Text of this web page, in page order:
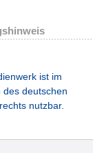
ist im
des deutschen
nutzbar.